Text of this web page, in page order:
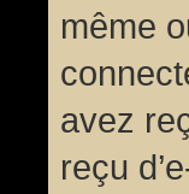
même
avez
reçu